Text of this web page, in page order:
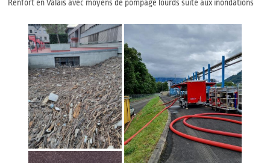
Renfort en Valais avec moyens de pompage lourds suite aux inondations